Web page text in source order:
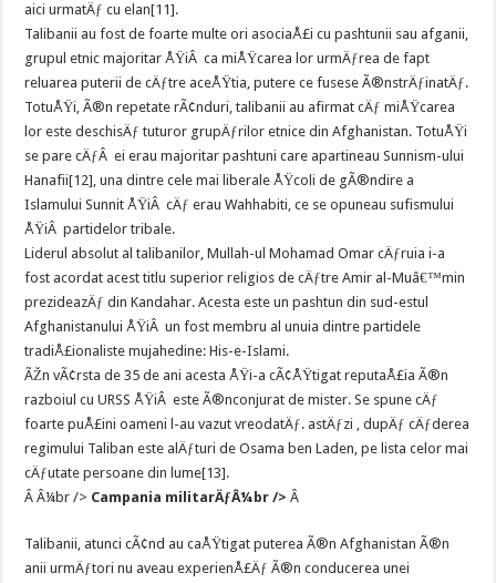
aici urmatÄƒ cu elan[11].
Talibanii au fost de foarte multe ori asociaÅ£i cu pashtunii sau afganii,
grupul etnic majoritar ÅŸiÂ ca miÅŸcarea lor urmÄƒrea de fapt
reluarea puterii de cÄƒtre aceÅŸtia, putere ce fusese Ã®nstrÄƒinatÄƒ.
TotuÅŸi, Ã®n repetate rÃ¢nduri, talibanii au afirmat cÄƒ miÅŸcarea
lor este deschisÄƒ tuturor grupÄƒrilor etnice din Afghanistan. TotuÅŸi
se pare cÄƒÂ ei erau majoritar pashtuni care apartineau Sunnism-ului
Hanafii[12], una dintre cele mai liberale ÅŸcoli de gÃ®ndire a
Islamului Sunnit ÅŸiÂ cÄƒ erau Wahhabiti, ce se opuneau sufismului
ÅŸiÂ partidelor tribale.
Liderul absolut al talibanilor, Mullah-ul Mohamad Omar cÄƒruia i-a
fost acordat acest titlu superior religios de cÄƒtre Amir al-Muâ€™min
prezideazÄƒ din Kandahar. Acesta este un pashtun din sud-estul
Afghanistanului ÅŸiÂ un fost membru al unuia dintre partidele
tradiÅ£ionaliste mujahedine: His-e-Islami.
ÃŽn vÃ¢rsta de 35 de ani acesta ÅŸi-a cÃ¢ÅŸtigat reputaÅ£ia Ã®n
razboiul cu URSS ÅŸiÂ este Ã®nconjurat de mister. Se spune cÄƒ
foarte puÅ£ini oameni l-au vazut vreodatÄƒ. astÄƒzi , dupÄƒ cÄƒderea
regimului Taliban este alÄƒturi de Osama ben Laden, pe lista celor mai
cÄƒutate persoane din lume[13].
Â Â¼br /> Campania militarÄƒÂ¼br />Â
Talibanii, atunci cÃ¢nd au caÅŸtigat puterea Ã®n Afghanistan Ã®n
anii urmÄƒtori nu aveau experienÅ£Äƒ Ã®n conducerea unei